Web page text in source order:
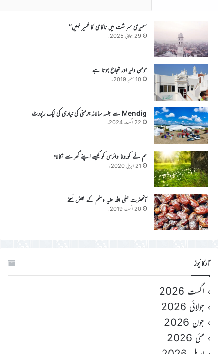
’’میری سر شت میں ناکامی کا خمیر نہیں‘‘
29 جولائی 2025ء
مومن دلیر اور شجاع ہوتا ہے
10 ستمبر 2019ء
Mendig سے جلسہ سالانہ جرمنی کی تیاری کی ایک رپورٹ
22 اگست 2024ء
ہم نے کورونا وائرس کو کیسے اپنے گھر سے نکالا؟
21 اپریل 2020ء
آنحضرت صلی اللہ علیہ وسلم کے بعض نسخے
20 اگست 2019ء
آرکائیوز
اگست 2026
جولائی 2026
جون 2026
مئی 2026